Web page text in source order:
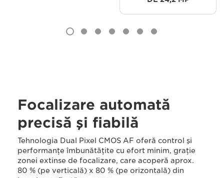
Focalizare automată
precisă şi fiabilă
Tehnologia Dual Pixel CMOS AF oferă control şi
performanţe îmbunătăţite cu efort minim, graţie
zonei extinse de focalizare, care acoperă aprox.
80 % (pe verticală) x 80 % (pe orizontală) din